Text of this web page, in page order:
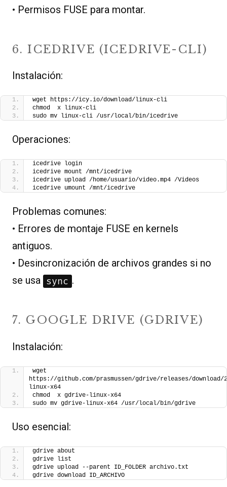
• Permisos FUSE para montar.
6. ICEDRIVE (ICEDRIVE-CLI)
Instalación:
wget https://icy.io/download/linux-cli
chmod  x linux-cli
sudo mv linux-cli /usr/local/bin/icedrive
Operaciones:
icedrive login
icedrive mount /mnt/icedrive
icedrive upload /home/usuario/video.mp4 /Videos
icedrive umount /mnt/icedrive
Problemas comunes:
• Errores de montaje FUSE en kernels
antiguos.
• Desincronización de archivos grandes si no
se usa sync .
7. GOOGLE DRIVE (GDRIVE)
Instalación:
wget
https://github.com/prasmussen/gdrive/releases/download/
linux-x64
chmod  x gdrive-linux-x64
sudo mv gdrive-linux-x64 /usr/local/bin/gdrive
Uso esencial:
gdrive about
gdrive list
gdrive upload --parent ID_FOLDER archivo.txt
gdrive download ID_ARCHIVO